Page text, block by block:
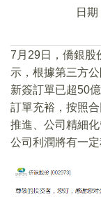
日期
7月29日，僑銀股
示，根據第三方
新簽訂單已超50
訂單充裕，按照
推進、公司精細
公司利潤將有一定